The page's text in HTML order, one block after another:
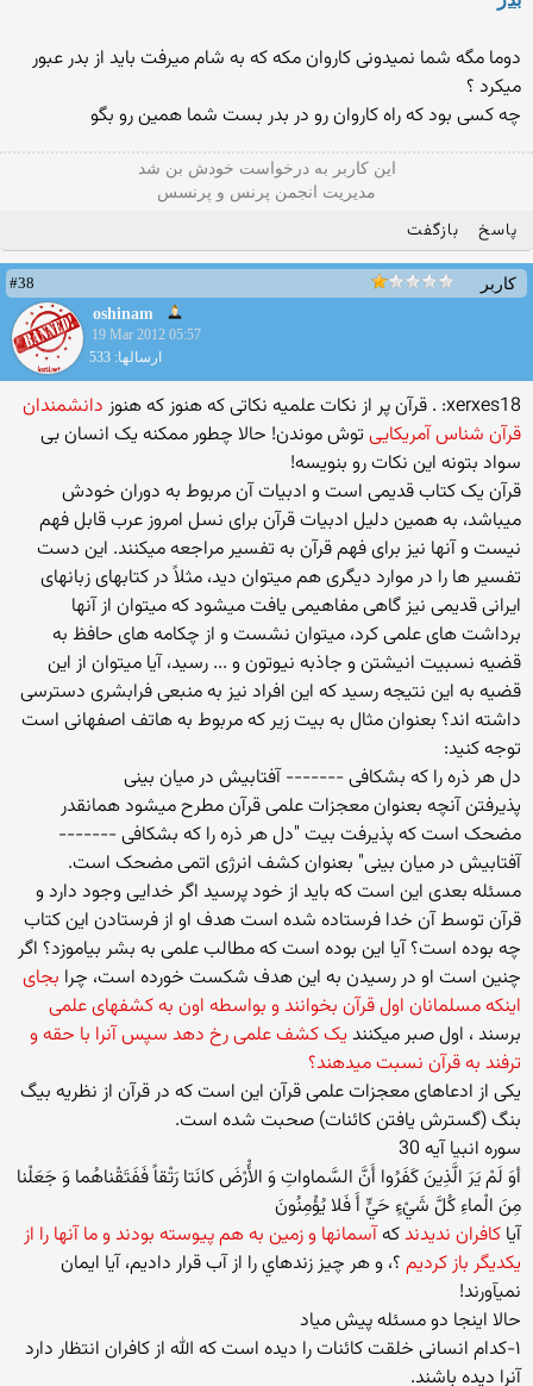
دوما مگه شما نمیدونی کاروان مکه که به شام میرفت باید از بدر عبور
میکرد ؟
چه کسی بود که راه کاروان رو در بدر بست شما همین رو بگو
این كاربر به درخواست خودش بن شد
مدیریت انجمن پرنس و پرنسس
پاسخ بازگفت
کاربر
#38
oshinam
19 Mar 2012 05:57
ارسالها: 533
xerxes18: . قرآن پر از نکات علمیه نکاتی که هنوز که هنوز
دانشمندان
قرآن شناس آمریکایی توش موندن! حالا چطور ممکنه یک انسان بی
سواد بتونه این نکات رو بنویسه!
قرآن یک کتاب قدیمی است و ادبیات آن مربوط به دوران خودش
میباشد، به همین دلیل ادبیات قرآن برای نسل امروز عرب قابل فهم
نیست و آنها نیز برای فهم قرآن به تفسیر مراجعه میکنند. این دست
تفسیر ها را در موارد دیگری هم میتوان دید، مثلاً در کتابهای زبانهای
ایرانی قدیمی نیز گاهی مفاهیمی یافت میشود که میتوان از آنها
برداشت های علمی کرد، میتوان نشست و از چکامه های حافظ به
قضیه نسبیت انیشتن و جاذبه نیوتون و ... رسید، آیا میتوان از این
قضیه به این نتیجه رسید که این افراد نیز به منبعی فرابشری دسترسی
داشته اند؟ بعنوان مثال به بیت زیر که مربوط به هاتف اصفهانی است
توجه کنید:
دل هر ذره را که بشکافی ------- آفتابیش در میان بینی
پذیرفتن آنچه بعنوان معجزات علمی قرآن مطرح میشود همانقدر
مضحک است که پذیرفت بیت "دل هر ذره را که بشکافی -------
آفتابیش در میان بینی" بعنوان کشف انرژی اتمی مضحک است.
مسئله بعدی این است که باید از خود پرسید اگر خدایی وجود دارد و
قرآن توسط آن خدا فرستاده شده است هدف او از فرستادن این کتاب
چه بوده است؟ آیا این بوده است که مطالب علمی به بشر بیاموزد؟ اگر
چنین است او در رسیدن به این هدف شکست خورده است، چرا بجای
اینکه مسلمانان اول قرآن بخوانند و بواسطه اون به کشفهای علمی
برسند ، اول صبر میکنند یک کشف علمی رخ دهد سپس آنرا با حقه و
ترفند به قرآن نسبت میدهند؟
یکی از ادعاهای معجزات علمی قرآن این است که در قرآن از نظریه بیگ
بنگ (گسترش یافتن کائنات) صحبت شده است.
سوره انبیا آیه 30
أوَ لَمْ يَرَ الَّذِينَ كَفَرُوا أَنَّ السَّماواتِ وَ الأَْرْضَ كانَتا رَتْقاً فَفَتَقْناهُما وَ جَعَلْنا
مِنَ الْماءِ كُلَّ شَيْ‏ءٍ حَيٍّ أَ فَلا يُؤْمِنُونَ
آيا كافران نديدندكهآسمانها و زمين به هم پيوسته بودند و ما آنها را از
يكديگر باز كرديم ؟، و هر چيز زنده‏اي را از آب قرار داديم، آيا ايمان
نمي‏آورند!
حالا اینجا دو مسئله پیش میاد
۱−کدام انسانی خلقت کائنات را دیده است که الله از کافران انتظار دارد
آنرا دیده باشند.